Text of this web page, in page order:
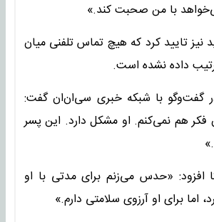
با من صحبت کند.»
تایید کرد که هیچ تماس تلفنی میان
داده نشده است.
گفت‌وگو با شبکه خبری سی‌ان‌ان گفت:
فکر هم نمی‌کنم. او مشکل دارد. این پسر
افزود: «حدس ‌می‌زنم برای مدتی با او
برای او آرزوی سلامتی دارم.»